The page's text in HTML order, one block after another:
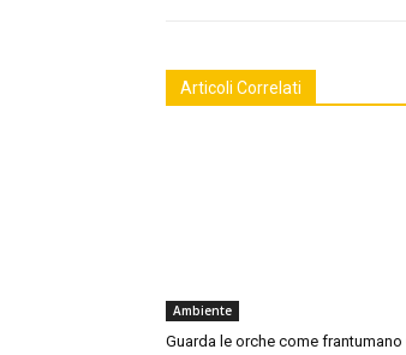
Articoli Correlati
Ambiente
Guarda le orche come frantumano